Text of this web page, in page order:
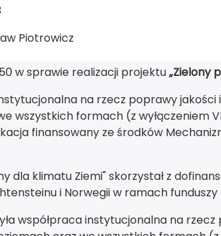
Piotrowicz
w sprawie realizacji projektu„Zielony
na rzecz poprawy
wszystkich formach (z wyłączeniem
finansowany ze środków
dla klimatu Ziemi" skorzystał z
i Norwegii w ramach funduszy
współpraca instytucjonalna na